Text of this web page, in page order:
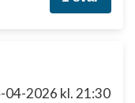
04-2026 kl. 21:30